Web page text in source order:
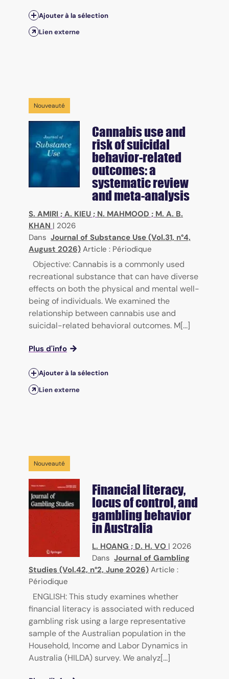
Ajouter à la sélection
Lien externe
Nouveauté
Cannabis use and
risk of suicidal
behavior-related
outcomes: a
systematic review
and meta-analysis
S. AMIRI ; A. KIEU ; N. MAHMOOD ; M. A. B.
KHAN | 2026
Dans Journal of Substance Use (Vol.31, n°4,
August 2026) Article : Périodique
Objective: Cannabis is a commonly used
recreational substance that can have diverse
effects on both the physical and mental well-
being of individuals. We examined the
relationship between cannabis use and
suicidal-related behavioral outcomes. M[...]
Plus d'info
Ajouter à la sélection
Lien externe
Nouveauté
Financial literacy,
locus of control, and
gambling behavior
in Australia
L. HOANG ; D. H. VO | 2026
Dans Journal of Gambling
Studies (Vol.42, n°2, June 2026) Article :
Périodique
ENGLISH: This study examines whether
financial literacy is associated with reduced
gambling risk using a large representative
sample of the Australian population in the
Household, Income and Labor Dynamics in
Australia (HILDA) survey. We analyz[...]